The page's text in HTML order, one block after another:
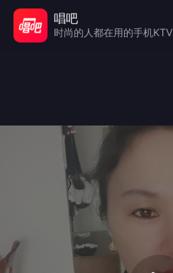
唱吧
时尚的人都在用的手机KTV